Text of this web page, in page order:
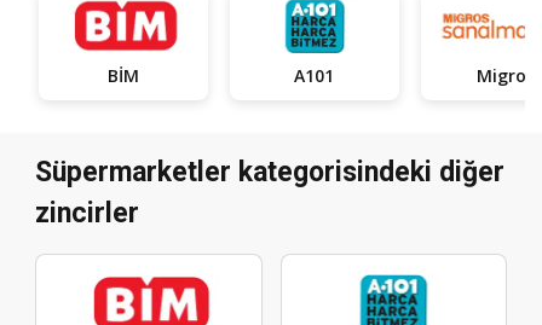
BİM A101 Migros
Süpermarketler kategorisindeki diğer
zincirler